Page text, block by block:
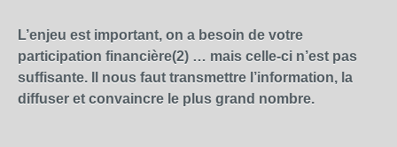
L’enjeu est important, on a besoin de votre
participation financière(2) … mais celle-ci n’est pas
suffisante. Il nous faut transmettre l’information, la
diffuser et convaincre le plus grand nombre.